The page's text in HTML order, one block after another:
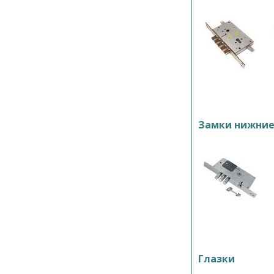
Замки нижние
Глазки